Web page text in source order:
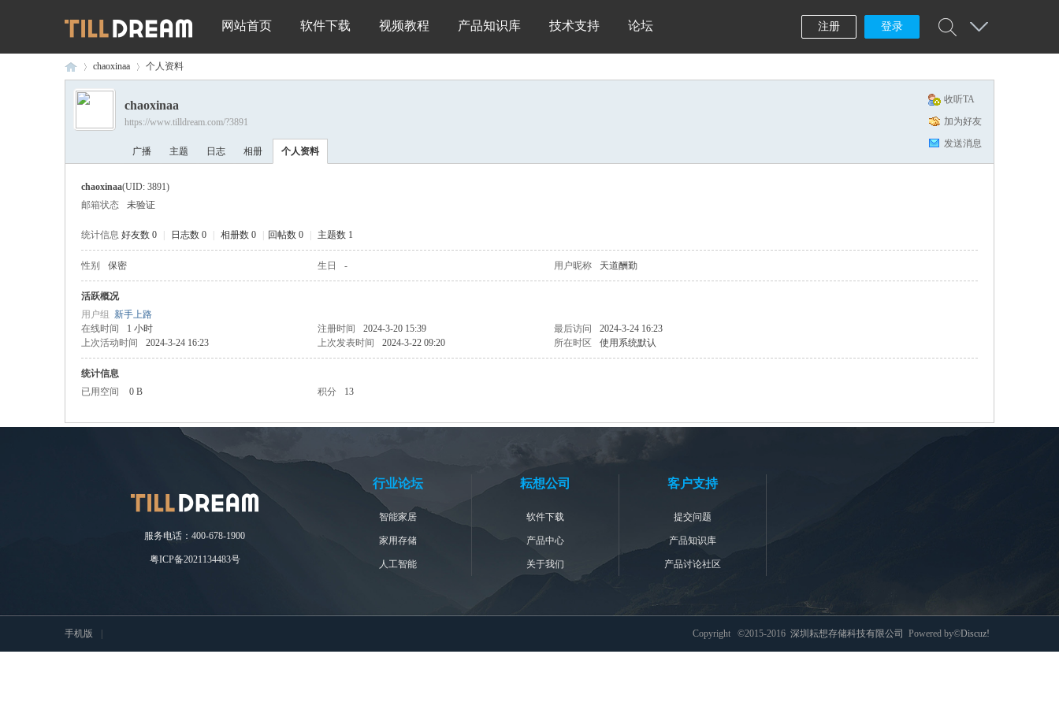
网站首页 软件下载 视频教程 产品知识库 技术支持 论坛 注册 登录
›
chaoxinaa 个人资料
收听TA
加为好友
发送消息
chaoxinaa
https://www.tilldream.com/?3891
广播 主题 日志 相册 个人资料
chaoxinaa(UID: 3891)
邮箱状态
未验证
统计信息 好友数 0 日志数 0 相册数 0 回帖数 0 主题数 1
性别 保密 生日 - 用户昵称 天道酬勤
活跃概况
用户组 新手上路
在线时间
1 小时 注册时间 2024-3-20 15:39 最后访问
2024-3-24 16:23
上次活动时间
2024-3-24 16:23 上次发表时间 2024-3-22 09:20 所在时区 使用系统默认
统计信息
已用空间
0 B 积分 13
服务电话：400-678-1900
粤ICP备2021134483号
行业论坛
智能家居
家用存储
人工智能
耘想公司
软件下载
产品中心
关于我们
客户支持
提交问题
产品知识库
产品讨论社区
手机版 Copyright ©2015-2016 深圳耘想存储科技有限公司 Powered by©Discuz!